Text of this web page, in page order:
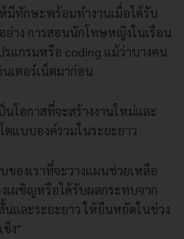
ทักษะพร้อมทำงานเมื่อได้รับ
ย่าง การสอนนักโทษหญิงในเรือน
รแกรมหรือ coding แม้ว่าบางคน
เตอร์เน็ตมาก่อน
นโอกาสที่จะสร้างงานใหม่และ
ตแบบองค์รวมในระยะยาว
องเราที่จะวางแผนช่วยเหลือ
เผชิญหรือได้รับผลกระทบจาก
นและระยะยาว ให้ยืนหยัดในช่วง
ข็ง"